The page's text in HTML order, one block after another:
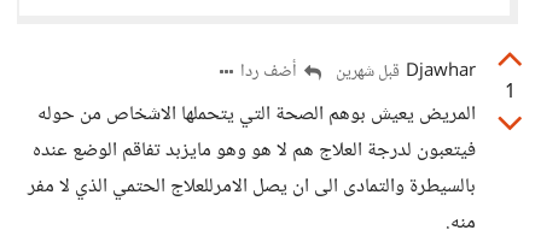
1
Djawhar قبل شهرين أضف ردا
المريض يعيش بوهم الصحة التي يتحملها الاشخاص من حوله
فيتعبون لدرجة العلاج هم لا هو وهو مايزبد تفاقم الوضع عنده
بالسيطرة والتمادى الى ان يصل الامرللعلاج الحتمي الذي لا مفر
منه.